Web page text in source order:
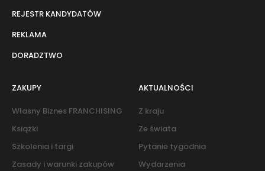
REJESTR KANDYDATÓW
REKLAMA
DORADZTWO
ZAKUPY
Własny Biznes FRANCHISING
Książki
Szkolenia i targi
Zasady i warunki zakupów
AKTUALNOŚCI
Z kraju
Ze świata
Pytanie tygodnia
Wydarzenia